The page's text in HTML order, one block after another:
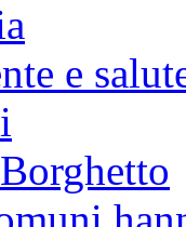
e